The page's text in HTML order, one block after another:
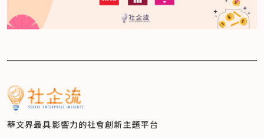
華文界最具影響力的社會創新主題平台